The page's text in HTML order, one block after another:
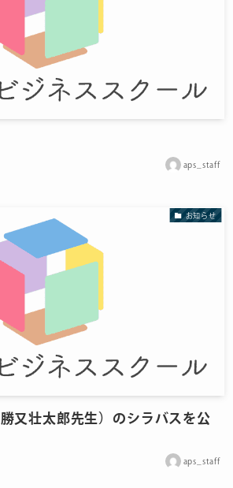
aps_staff
お知らせ
又壮太郎先生）のシラバスを公
aps_staff